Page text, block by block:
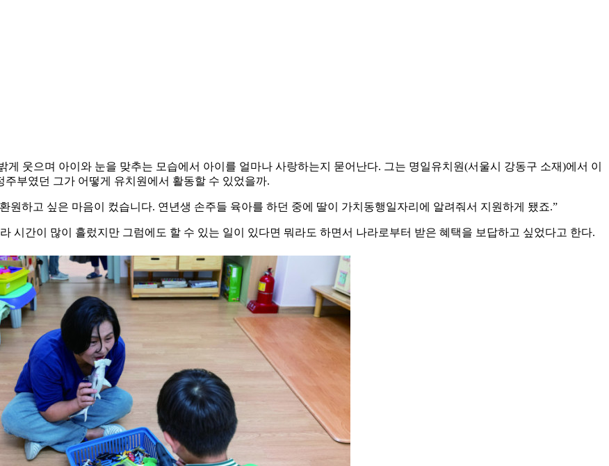
웃으며 아이와 눈을 맞추는 모습에서 아이를 얼마나 사랑하는지 묻어난다. 그는 명일유치원(서울시 강동구 소재)에서 이
부였던 그가 어떻게 유치원에서 활동할 수 있었을까.
원하고 싶은 마음이 컸습니다. 연년생 손주들 육아를 하던 중에 딸이 가치동행일자리에 알려줘서 지원하게 됐죠.”
시간이 많이 흘렀지만 그럼에도 할 수 있는 일이 있다면 뭐라도 하면서 나라로부터 받은 혜택을 보답하고 싶었다고 한다.